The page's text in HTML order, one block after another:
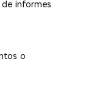
informes
o